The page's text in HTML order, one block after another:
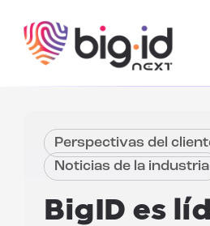
Perspectivas del
Noticias de la industria
BigID es